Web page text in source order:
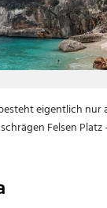
eigentlich nur
Felsen